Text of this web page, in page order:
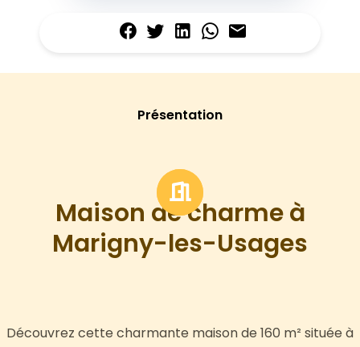
Présentation
Maison de charme à
Marigny-les-Usages
Découvrez cette charmante maison de 160 m² située à